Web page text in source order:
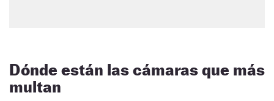
Dónde están las cámaras que más
multan